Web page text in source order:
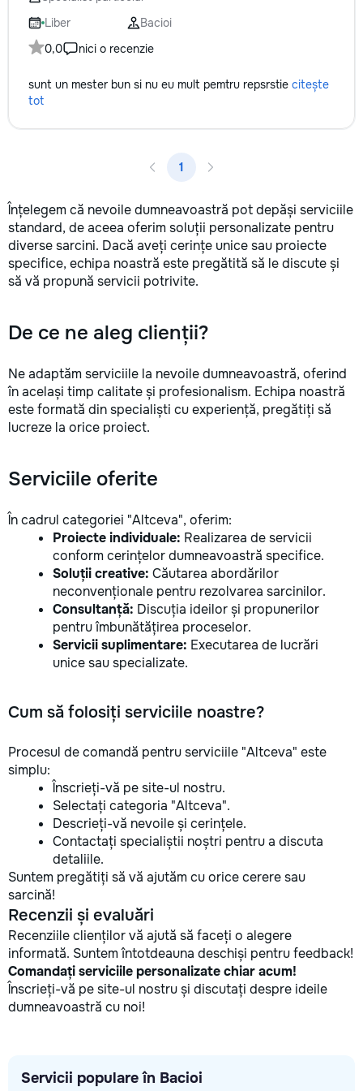
не включается? Не спешите
покупать новую! Спасем ваш
бюджет.
Liber
Bacioi
0,0
nici o recenzie
sunt un mester bun si nu eu mult pemtru repsrstie citește
tot
1
Înțelegem că nevoile dumneavoastră pot depăși serviciile
standard, de aceea oferim soluții personalizate pentru
diverse sarcini. Dacă aveți cerințe unice sau proiecte
specifice, echipa noastră este pregătită să le discute și
să vă propună servicii potrivite.
De ce ne aleg clienții?
Ne adaptăm serviciile la nevoile dumneavoastră, oferind
în același timp calitate și profesionalism. Echipa noastră
este formată din specialiști cu experiență, pregătiți să
lucreze la orice proiect.
Serviciile oferite
În cadrul categoriei "Altceva", oferim:
Proiecte individuale: Realizarea de servicii
conform cerințelor dumneavoastră specifice.
Soluții creative: Căutarea abordărilor
neconvenționale pentru rezolvarea sarcinilor.
Consultanță: Discuția ideilor și propunerilor
pentru îmbunătățirea proceselor.
Servicii suplimentare: Executarea de lucrări
unice sau specializate.
Cum să folosiți serviciile noastre?
Procesul de comandă pentru serviciile "Altceva" este
simplu:
Înscrieți-vă pe site-ul nostru.
Selectați categoria "Altceva".
Descrieți-vă nevoile și cerințele.
Contactați specialiștii noștri pentru a discuta
detaliile.
Suntem pregătiți să vă ajutăm cu orice cerere sau
sarcină!
Recenzii și evaluări
Recenziile clienților vă ajută să faceți o alegere
informată. Suntem întotdeauna deschiși pentru feedback!
Comandați serviciile personalizate chiar acum!
Înscrieți-vă pe site-ul nostru și discutați despre ideile
dumneavoastră cu noi!
Servicii populare în Bacioi